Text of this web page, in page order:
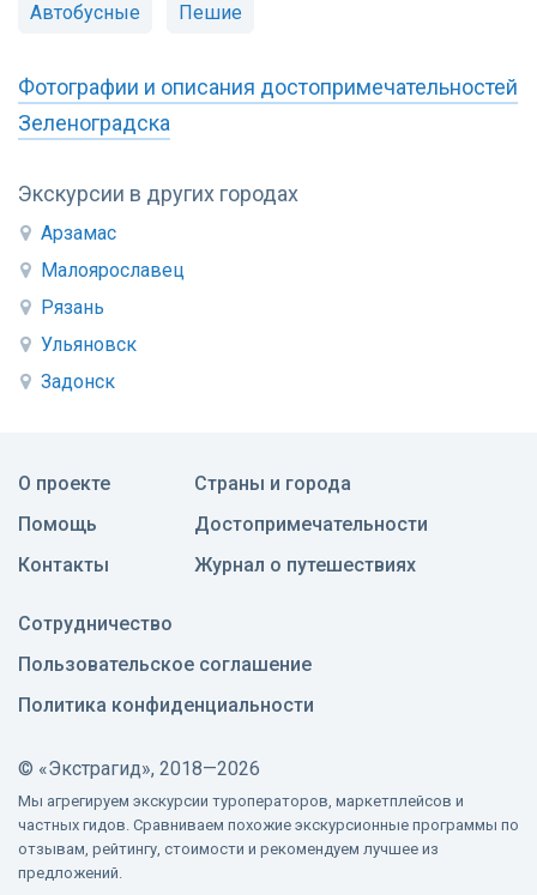
Экскурсии в других городах
Арзамас
Малоярославец
Рязань
Ульяновск
Задонск
Автобусные Пешие
Фотографии и описания достопримечательностей
Зеленоградска
О проекте
Помощь
Контакты
Страны и города
Достопримечательности
Журнал о путешествиях
Сотрудничество
Пользовательское соглашение
Политика конфиденциальности
© «Экстрагид», 2018—2026
Мы агрегируем экскурсии туроператоров, маркетплейсов и
частных гидов. Сравниваем похожие экскурсионные программы по
отзывам, рейтингу, стоимости и рекомендуем лучшее из
предложений.